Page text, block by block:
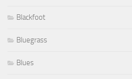
Blackfoot
Bluegrass
Blues